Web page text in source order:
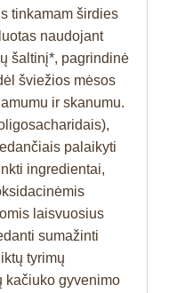
tinkamam širdies
naudojant
šaltinį*, pagrindinė
šviežios mėsos
ir skanumu.
palaikyti
ingredientai,
laisvuosius
sumažinti
tyrimų
kačiuko gyvenimo